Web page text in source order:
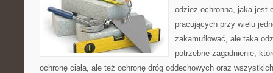
odzież ochronna, jaka jest
pracujących przy wielu
zakamuflować, ale taka
potrzebne zagadnienie,
ochronę ciała, ale też ochronę dróg oddechowych oraz